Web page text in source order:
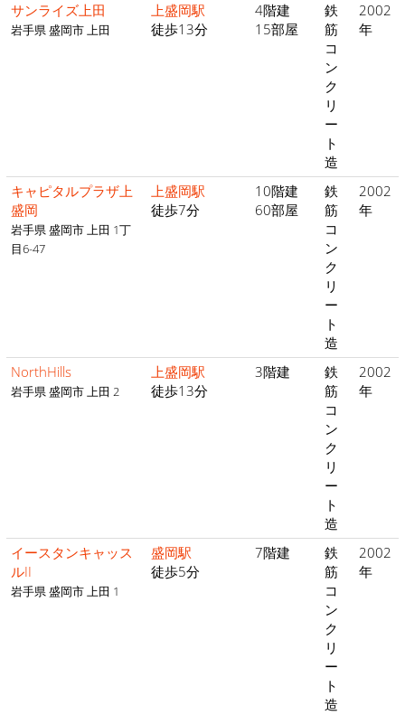
サンライズ上田
岩手県 盛岡市 上田
上盛岡駅
徒歩13分
4階建
15部屋
鉄
筋
コ
ン
ク
リ
ー
ト
造
2002
年
キャピタルプラザ上
盛岡
岩手県 盛岡市 上田 1丁
目6-47
上盛岡駅
徒歩7分
10階建
60部屋
鉄
筋
コ
ン
ク
リ
ー
ト
造
2002
年
NorthHills
岩手県 盛岡市 上田 2
上盛岡駅
徒歩13分
3階建
鉄
筋
コ
ン
ク
リ
ー
ト
造
2002
年
イースタンキャッス
ルII
岩手県 盛岡市 上田 1
盛岡駅
徒歩5分
7階建
鉄
筋
コ
ン
ク
リ
ー
ト
造
2002
年